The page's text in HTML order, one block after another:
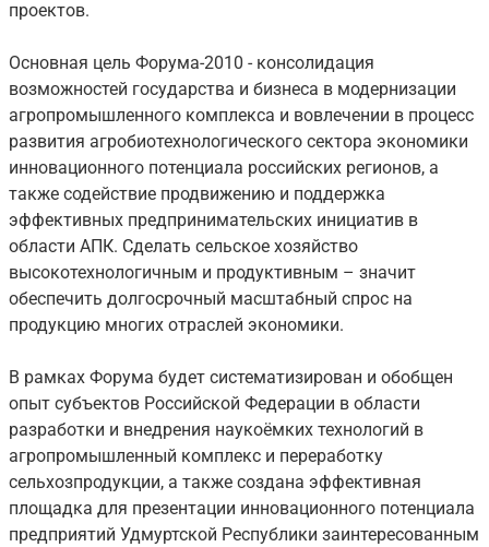
проектов.
Основная цель Форума-2010 - консолидация
возможностей государства и бизнеса в модернизации
агропромышленного комплекса и вовлечении в процесс
развития агробиотехнологического сектора экономики
инновационного потенциала российских регионов, а
также содействие продвижению и поддержка
эффективных предпринимательских инициатив в
области АПК. Сделать сельское хозяйство
высокотехнологичным и продуктивным – значит
обеспечить долгосрочный масштабный спрос на
продукцию многих отраслей экономики.
В рамках Форума будет систематизирован и обобщен
опыт субъектов Российской Федерации в области
разработки и внедрения наукоёмких технологий в
агропромышленный комплекс и переработку
сельхозпродукции, а также создана эффективная
площадка для презентации инновационного потенциала
предприятий Удмуртской Республики заинтересованным